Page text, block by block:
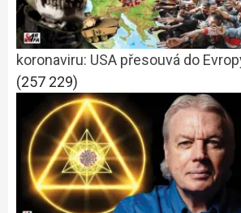
koronaviru: USA přesouvá do
(257 229)